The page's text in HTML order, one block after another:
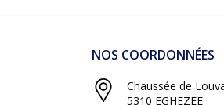
NOS COORDONNÉES
Chaussée de
5310 EGHEZEE